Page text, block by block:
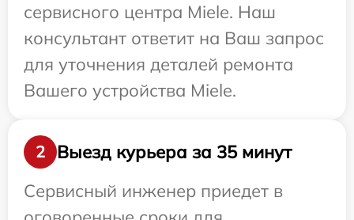
сервисного центра Miele. Наш
консультант ответит на Ваш запрос
для уточнения деталей ремонта
Вашего устройства Miele.
2
Выезд курьера за 35 минут
Сервисный инженер приедет в